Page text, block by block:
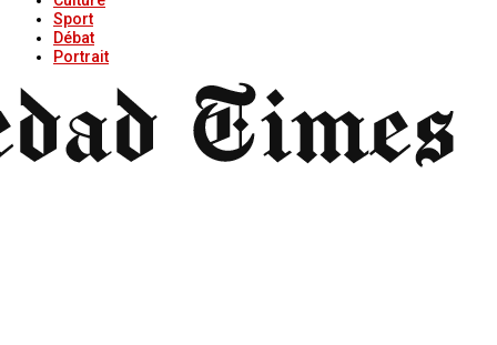
Sport
Débat
Portrait